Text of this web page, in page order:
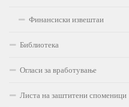
Финансиски извештаи
Библиотека
Огласи за вработување
Листа на заштитени споменици